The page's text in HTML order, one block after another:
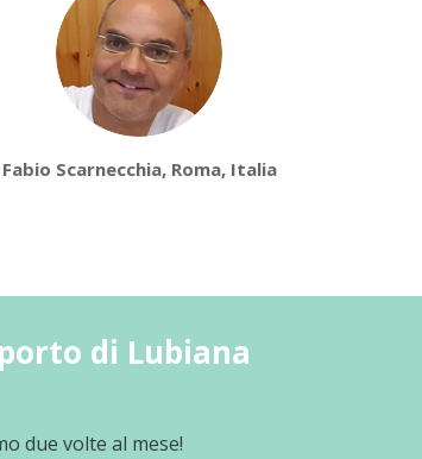
Fabio Scarnecchia, Roma, Italia
di Lubiana
due volte al mese!